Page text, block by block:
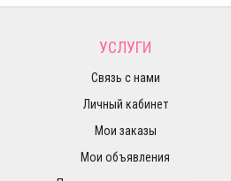
УСЛУГИ
Связь с нами
Личный кабинет
Мои заказы
Мои объявления